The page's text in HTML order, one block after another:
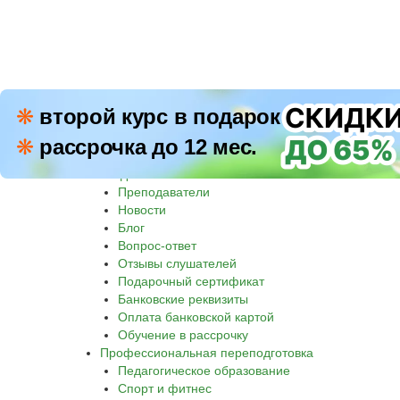
❋ второй курс в подарок
❋ рассрочка до 12 мес.
8 800 500-30-45
Преподаватели
Новости
Блог
Вопрос-ответ
Отзывы слушателей
Подарочный сертификат
Банковские реквизиты
Оплата банковской картой
Обучение в рассрочку
Профессиональная переподготовка
Педагогическое образование
Спорт и фитнес